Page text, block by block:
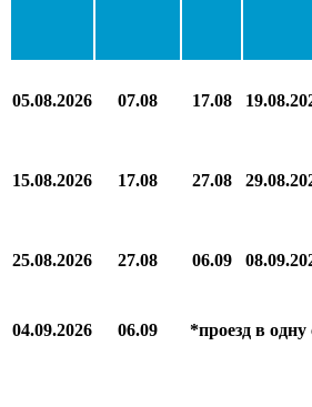
05.08.2026 07.08 17.08
15.08.2026 17.08 27.08
25.08.2026 27.08 06.09
04.09.2026 06.09 *проезд в одну